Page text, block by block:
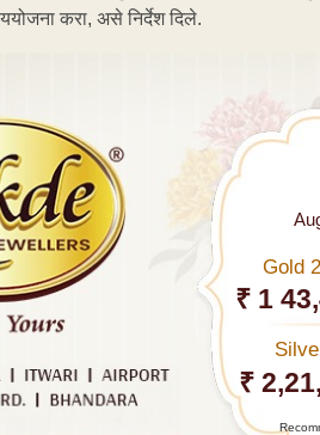
करा, असे निर्देश दिले.
Gold
₹ 1
₹